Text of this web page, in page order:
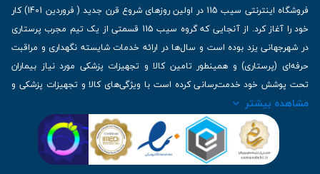
فروشگاه اینترنتی سیب 115 در اولین روزهای شروع قرن جدید ( فروردین 1401) کار
خود را آغاز کرد. از آنجایی که گروه سیب 115 قسمتی از یک تیم مجرب پرستاری
در شهرجهانی یزد بوده است و سال‌ها در ارائه خدمات شایسته نگهداری و مراقبت
حرفه‌ای (پرستاری) و همینطور تامین کالا و تجهیزات پزشکی مورد نیاز بیماران
تحت پوشش خود خدمت‌رسانی کرده است با ویژگی‌های کالا و تجهیزات پزشکی و
برترین برندهای موجود در بازار اطلاعات بسیار ارزشمندی را دارا می‌باشد
| تلفن تماس : 36333383-035 | ایمیل: Info@Sib115.com
مشاهده بیشتر